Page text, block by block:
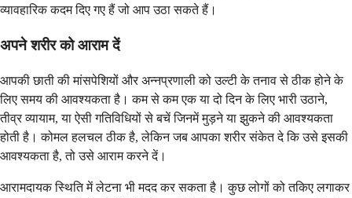
व्यावहारिक कदम दिए गए हैं जो आप उठा सकते हैं।
अपने शरीर को आराम दें
आपकी छाती की मांसपेशियों और अन्नप्रणाली को उल्टी के तनाव से ठीक होने के
लिए समय की आवश्यकता है। कम से कम एक या दो दिन के लिए भारी उठाने,
तीव्र व्यायाम, या ऐसी गतिविधियों से बचें जिनमें मुड़ने या झुकने की आवश्यकता
होती है। कोमल हलचल ठीक है, लेकिन जब आपका शरीर संकेत दे कि उसे इसकी
आवश्यकता है, तो उसे आराम करने दें।
आरामदायक स्थिति में लेटना भी मदद कर सकता है। कुछ लोगों को तकिए लगाकर